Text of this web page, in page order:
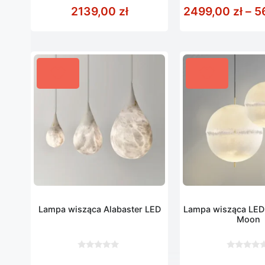
5
2139,00 zł
5
2499,00 zł –
Lampa wisząca Alabaster LED
Lampa wisząca
Moon